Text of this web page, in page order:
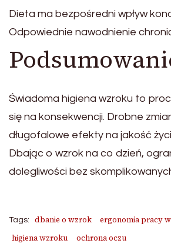
Dieta ma bezpośredni wpływ
Odpowiednie nawodnienie
Świadoma higiena wzroku to
się na konsekwencji. Drobne
długofalowe efekty na jakość
Dbając o wzrok na co dzień,
dolegliwości bez
Tags: dbanie o wzrok
ergonomia pracy
higiena wzroku
ochrona oczu